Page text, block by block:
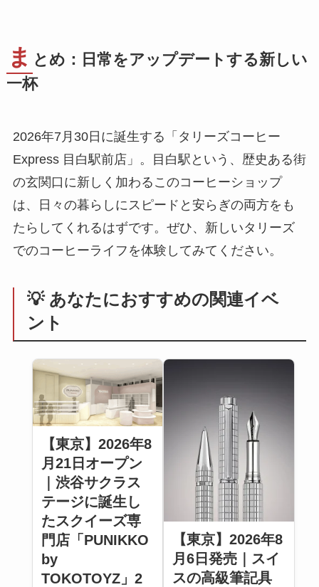
ま とめ：日常をアップデートする新しい
一杯
2026年7月30日に誕生する「タリーズコーヒー
Express 目白駅前店」。目白駅という、歴史ある街
の玄関口に新しく加わるこのコーヒーショップ
は、日々の暮らしにスピードと安らぎの両方をも
たらしてくれるはずです。ぜひ、新しいタリーズ
でのコーヒーライフを体験してみてください。
💡 あなたにおすすめの関連イベ
ント
【東京】2026年8
月21日オープン
｜渋谷サクラス
テージに誕生し
たスクイーズ専
門店「PUNIKKO
by
TOKOTOYZ」2
【東京】2026年8
月6日発売｜スイ
スの高級筆記具